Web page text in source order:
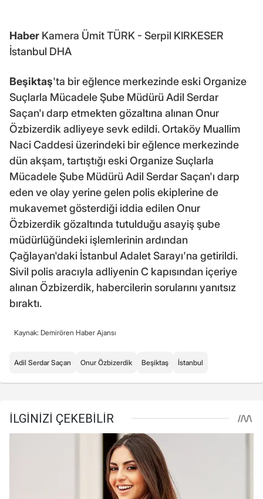
Haber Kamera Ümit TÜRK - Serpil KIRKESER
İstanbul DHA
Beşiktaş'ta bir eğlence merkezinde eski Organize
Suçlarla Mücadele Şube Müdürü Adil Serdar
Saçan'ı darp etmekten gözaltına alınan Onur
Özbizerdik adliyeye sevk edildi. Ortaköy Muallim
Naci Caddesi üzerindeki bir eğlence merkezinde
dün akşam, tartıştığı eski Organize Suçlarla
Mücadele Şube Müdürü Adil Serdar Saçan'ı darp
eden ve olay yerine gelen polis ekiplerine de
mukavemet gösterdiği iddia edilen Onur
Özbizerdik gözaltında tutulduğu asayiş şube
müdürlüğündeki işlemlerinin ardından
Çağlayan'daki İstanbul Adalet Sarayı'na getirildi.
Sivil polis aracıyla adliyenin C kapısından içeriye
alınan Özbizerdik, habercilerin sorularını yanıtsız
bıraktı.
Kaynak: Demirören Haber Ajansı
Adil Serdar Saçan Onur Özbizerdik Beşiktaş İstanbul